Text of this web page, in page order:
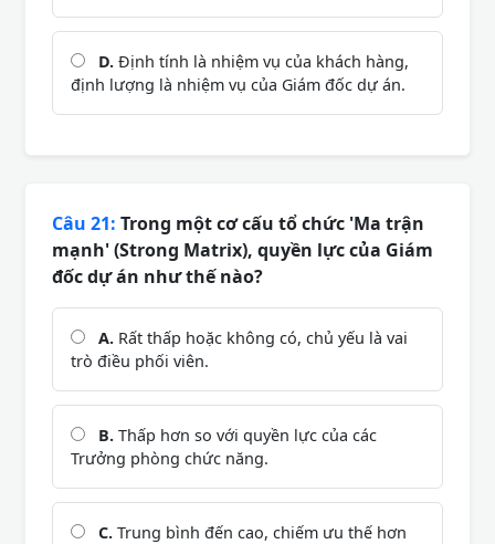
D. Định tính là nhiệm vụ của khách hàng,
định lượng là nhiệm vụ của Giám đốc dự án.
Câu 21: Trong một cơ cấu tổ chức 'Ma trận
mạnh' (Strong Matrix), quyền lực của Giám
đốc dự án như thế nào?
A. Rất thấp hoặc không có, chủ yếu là vai
trò điều phối viên.
B. Thấp hơn so với quyền lực của các
Trưởng phòng chức năng.
C. Trung bình đến cao, chiếm ưu thế hơn